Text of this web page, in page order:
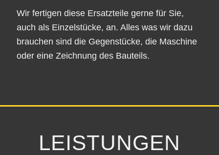
Wir fertigen diese Ersatzteile gerne für Sie,
auch als Einzelstücke, an. Alles was wir dazu
brauchen sind die Gegenstücke, die Maschine
oder eine Zeichnung des Bauteils.
LEISTUNGEN